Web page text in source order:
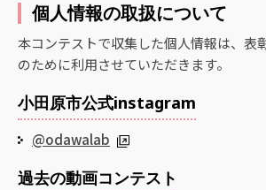
個人情報の取扱について
本コンテストで収集した個人情報は、表
のために利用させていただきます。
小田原市公式instagram
@odawalab
過去の動画コンテスト